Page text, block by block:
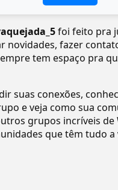
foi feito pra
fazer
tem espaço pra
suas conexões,
e veja como sua
grupos incríveis
que têm tudo a